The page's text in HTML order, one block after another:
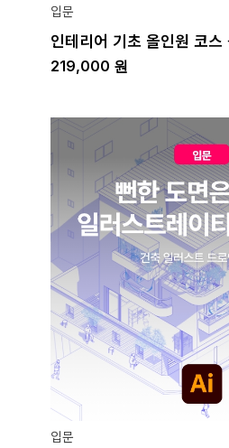
입문
인테리어 기초 올인원 코
219,000 원
입문